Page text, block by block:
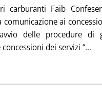
carburanti Faib
ai
delle procedure
dei servizi “...